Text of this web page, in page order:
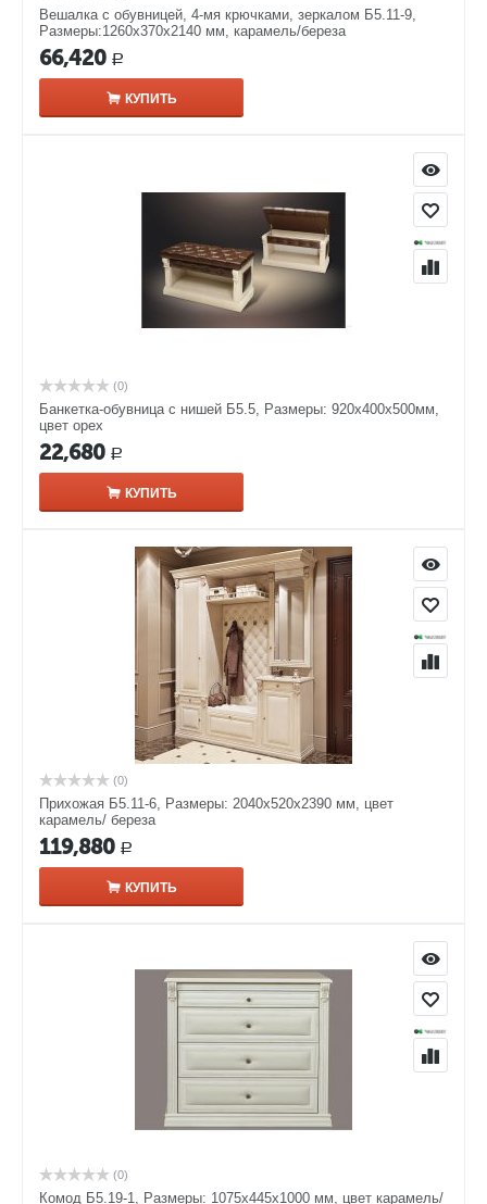
Вешалка с обувницей, 4-мя крючками, зеркалом Б5.11-9,
Размеры:1260х370х2140 мм, карамель/береза
66,420 Р
КУПИТЬ
(0)
Банкетка-обувница с нишей Б5.5, Размеры: 920х400х500мм,
цвет орех
22,680 Р
КУПИТЬ
(0)
Прихожая Б5.11-6, Размеры: 2040х520х2390 мм, цвет
карамель/ береза
119,880 Р
КУПИТЬ
(0)
Комод Б5.19-1, Размеры: 1075х445х1000 мм, цвет карамель/